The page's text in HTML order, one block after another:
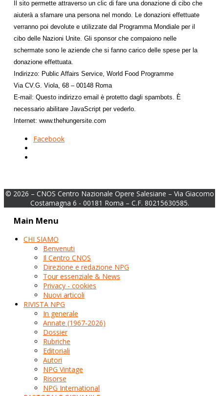
Il sito permette attraverso un clic di fare una donazione di cibo che
aiuterà a sfamare una persona nel mondo. Le donazioni effettuate
verranno poi devolute e utilizzate dal Programma Mondiale per il
cibo delle Nazioni Unite. Gli sponsor che compaiono nelle
schermate sono le aziende che si fanno carico delle spese per la
donazione effettuata.
Indirizzo: Public Affairs Service, World Food Programme
Via CV.G. Viola, 68 – 00148 Roma
E-mail: Questo indirizzo email è protetto dagli spambots. È
necessario abilitare JavaScript per vederlo.
Internet: www.thehungersite.com
Facebook
© 2026 – CNOS Centro Nazionale Opere Salesiane – Via Giacomo
Costamagna 6 - 00181 Roma – C.F. 80215630585.
Main Menu
CHI SIAMO
Benvenuti
Il Centro CNOS
Direzione e redazione NPG
Tour essenziale & News
Privacy - cookies
Nuovi articoli
RIVISTA NPG
In generale
Annate (1967-2026)
Dossier
Rubriche
Editoriali
Autori
NPG Vintage
Risorse
NPG International